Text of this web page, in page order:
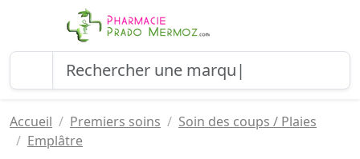
Accueil Premiers soins
Soin des coups / Plaies
Emplâtre